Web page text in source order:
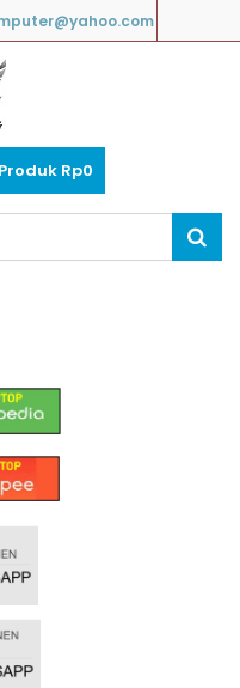
Produk Rp‎0